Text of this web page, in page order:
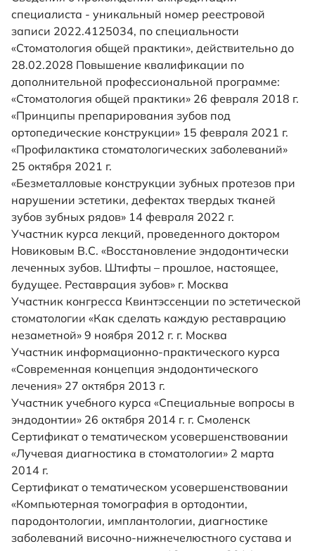
специалиста - уникальный номер реестровой
записи 2022.4125034, по специальности
«Стоматология общей практики», действительно до
28.02.2028 Повышение квалификации по
дополнительной профессиональной программе:
«Стоматология общей практики» 26 февраля 2018 г.
«Принципы препарирования зубов под
ортопедические конструкции» 15 февраля 2021 г.
«Профилактика стоматологических заболеваний»
25 октября 2021 г.
«Безметалловые конструкции зубных протезов при
нарушении эстетики, дефектах твердых тканей
зубов зубных рядов» 14 февраля 2022 г.
Участник курса лекций, проведенного доктором
Новиковым В.С. «Восстановление эндодонтически
леченных зубов. Штифты – прошлое, настоящее,
будущее. Реставрация зубов» г. Москва
Участник конгресса Квинтэссенции по эстетической
стоматологии «Как сделать каждую реставрацию
незаметной» 9 ноября 2012 г. г. Москва
Участник информационно-практического курса
«Современная концепция эндодонтического
лечения» 27 октября 2013 г.
Участник учебного курса «Специальные вопросы в
эндодонтии» 26 октября 2014 г. г. Смоленск
Сертификат о тематическом усовершенствовании
«Лучевая диагностика в стоматологии» 2 марта
2014 г.
Сертификат о тематическом усовершенствовании
«Компьютерная томография в ортодонтии,
пародонтологии, имплантологии, диагностике
заболеваний височно-нижнечелюстного сустава и